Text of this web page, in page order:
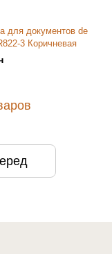
для документов de
3 Коричневая